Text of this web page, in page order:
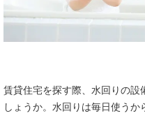
賃貸住宅を探す際、水回りの設
しょうか。水回りは毎日使う